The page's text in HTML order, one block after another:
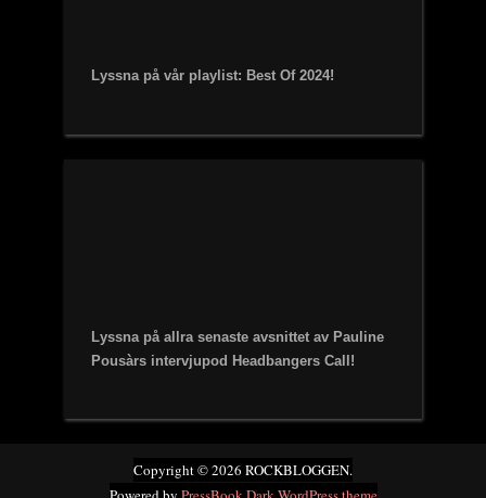
Lyssna på vår playlist: Best Of 2024!
Lyssna på allra senaste avsnittet av Pauline
Pousàrs intervjupod Headbangers Call!
Copyright © 2026 ROCKBLOGGEN.